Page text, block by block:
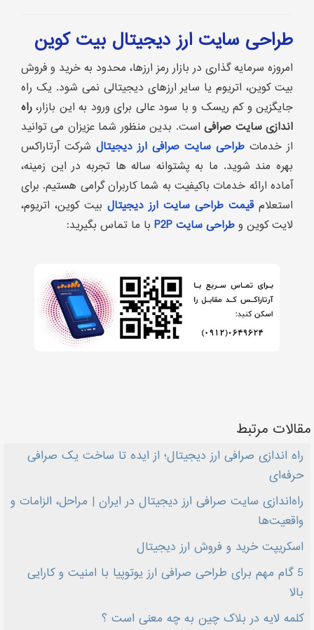
طراحی سایت ارز دیجیتال بیت کوین
امروزه سرمایه گذاری در بازار رمز ارزها، محدود به خرید و فروش
بیت کوین، اتریوم یا سایر ارزهای دیجیتالی نمی شود. یک راه
جایگزین و کم ریسک و با سود عالی برای ورود به این بازار،راه
اندازی سایت صرافیاست. بدین منظور شما عزیزان می توانید
از خدمات طراحی سایت صرافی ارز دیجیتال شرکت آرتاراکس
بهره مند شوید. ما به پشتوانه ساله ها تجربه در این زمینه،
آماده ارائه خدمات باکیفیت به شما کاربران گرامی هستیم. برای
استعلامقیمت طراحی سایت ارز دیجیتال بیت کوین، اتریوم،
لایت کوین وطراحی سایت P2P با ما تماس بگیرید:
مقالات مرتبط
راه اندازی صرافی ارز دیجیتال؛ از ایده تا ساخت یک صرافی
حرفه‌ای
راه‌اندازی سایت صرافی ارز دیجیتال در ایران | مراحل، الزامات و
واقعیت‌ها
اسکریپت خرید و فروش ارز دیجیتال
5 گام مهم برای طراحی صرافی ارز یوتوپیا با امنیت و کارایی
بالا
کلمه لایه در بلاک چین به چه معنی است ؟